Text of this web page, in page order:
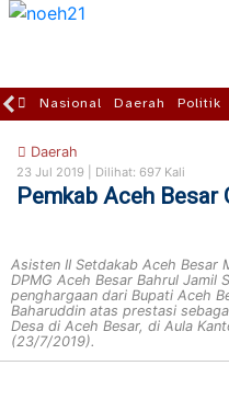
Nasional Daerah Politik
Daerah
23 Jul 2019 | Dilihat: 697 Kali
Pemkab Aceh Besar
Asisten II Setdakab Aceh Besar
DPMG Aceh Besar Bahrul Jamil
penghargaan dari Bupati Aceh
Baharuddin atas prestasi
Desa di Aceh Besar, di Aula
(23/7/2019).